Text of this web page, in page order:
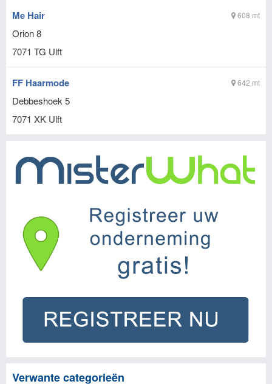
608 mt
Me Hair
Orion 8
7071 TG Ulft
642 mt
FF Haarmode
Debbeshoek 5
7071 XK Ulft
Verwante categorieën